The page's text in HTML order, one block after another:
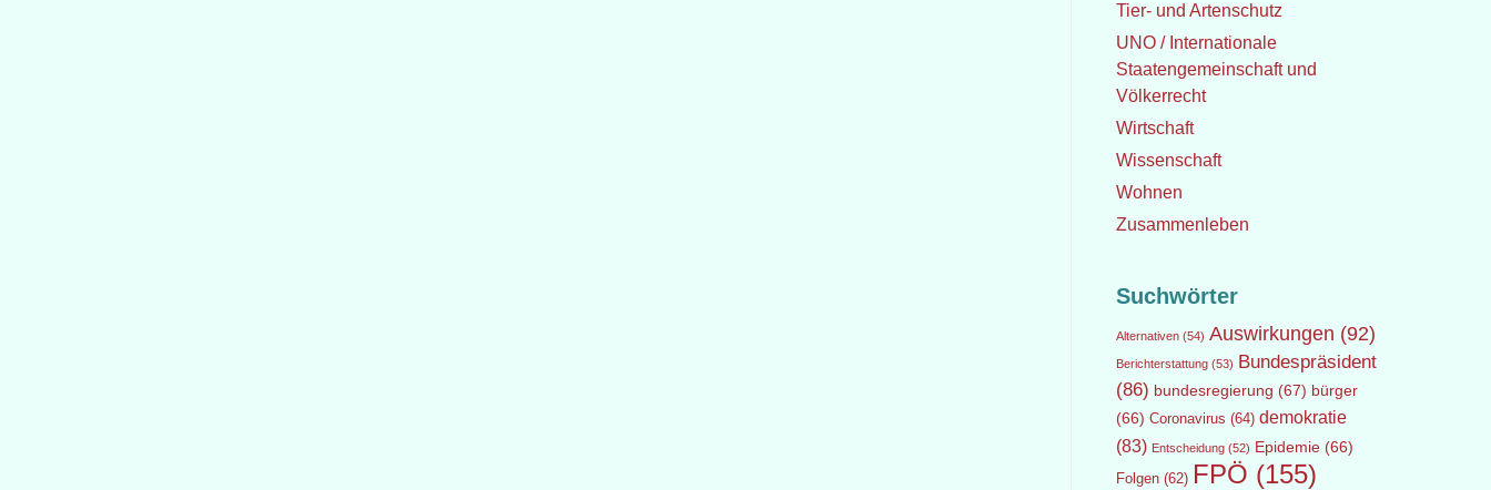
Tier- und Artenschutz
UNO / Internationale
Staatengemeinschaft und
Völkerrecht
Wirtschaft
Wissenschaft
Wohnen
Zusammenleben
Suchwörter
Alternativen(54) Auswirkungen (92)
Berichterstattung(53) Bundespräsident
(86) bundesregierung (67) bürger
(66) Coronavirus (64) demokratie
(83) Entscheidung(52) Epidemie(66)
Folgen(62) FPÖ (155)